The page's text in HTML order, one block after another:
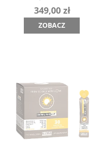
349,00 zł
ZOBACZ